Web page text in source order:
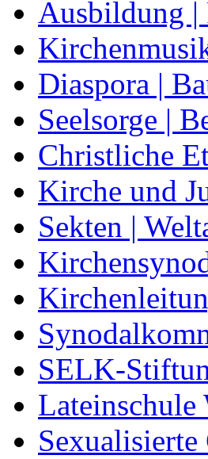
Ausbildung
Diaspora |
Seelsorge |
Christliche
Kirche und
Sekten |
SELK-
Lateinschule